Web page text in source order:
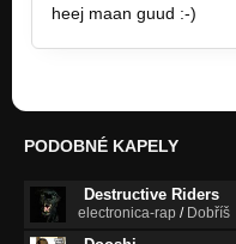
heej maan guud :-)
PODOBNÉ KAPELY
Destructive Riders
electronica-rap / Dobříš